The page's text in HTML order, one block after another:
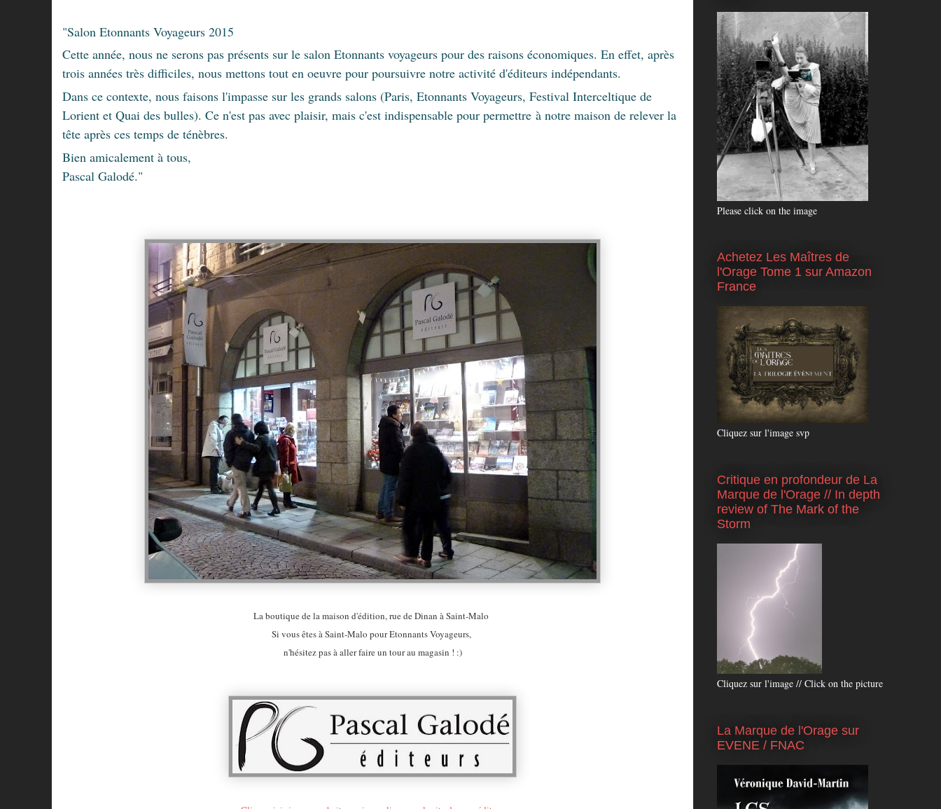
"Salon Etonnants Voyageurs 2015
Cette année, nous ne serons pas présents sur le salon Etonnants voyageurs pour des raisons économiques. En effet, après
trois années très difficiles, nous mettons tout en oeuvre pour poursuivre notre activité d'éditeurs indépendants.
Dans ce contexte, nous faisons l'impasse sur les grands salons (Paris, Etonnants Voyageurs, Festival Interceltique de
Lorient et Quai des bulles). Ce n'est pas avec plaisir, mais c'est indispensable pour permettre à notre maison de relever la
tête après ces temps de ténèbres.
Bien amicalement à tous,
Pascal Galodé."
La boutique de la maison d'édition, rue de Dinan à Saint-Malo
Si vous êtes à Saint-Malo pour Etonnants Voyageurs,
n'hésitez pas à aller faire un tour au magasin ! :)
Please click on the image
Achetez Les Maîtres de
l'Orage Tome 1 sur Amazon
France
Cliquez sur l'image svp
Critique en profondeur de La
Marque de l'Orage // In depth
review of The Mark of the
Storm
Cliquez sur l'image // Click on the picture
La Marque de l'Orage sur
EVENE / FNAC